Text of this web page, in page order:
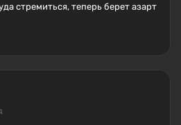
стремиться, теперь берет азарт